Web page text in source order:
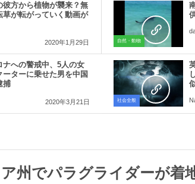
彼方から植物が襲来？無
草が転がっていく動画が
2020年1月29日 自然・動物
ナへの警戒中、5人の女
ーターに乗せた男を中国
捕
2020年3月21日 社会全般
州でパラグライダーが着